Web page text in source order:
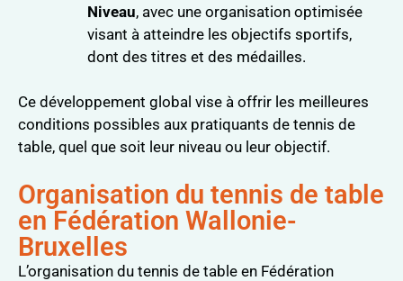
Niveau, avec une organisation optimisée
visant à atteindre les objectifs sportifs,
dont des titres et des médailles.
Ce développement global vise à offrir les meilleures
conditions possibles aux pratiquants de tennis de
table, quel que soit leur niveau ou leur objectif.
Organisation du tennis de table
en Fédération Wallonie-
Bruxelles
L’organisation du tennis de table en Fédération